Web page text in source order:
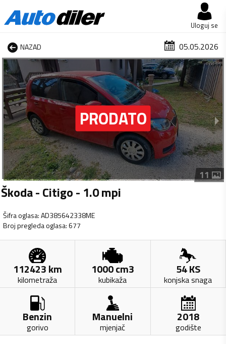
Uloguj se
NAZAD 05.05.2026
1 od 11
11
Škoda - Citigo - 1.0 mpi
Šifra oglasa:AD385642338ME
Broj pregleda oglasa:677
112423km
kilometraža
1000cm3
kubikaža
54KS
konjska snaga
Benzin
gorivo
Manuelni
mjenjač
2018
godište